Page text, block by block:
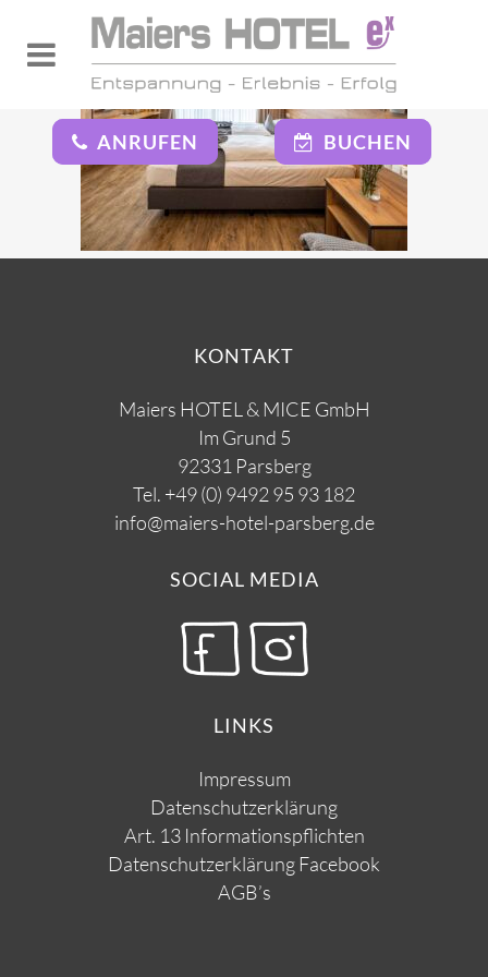
KONTAKT
Maiers HOTEL & MICE GmbH
Im Grund 5
92331 Parsberg
Tel. +49 (0) 9492 95 93 182
info@maiers-hotel-parsberg.de
SOCIAL MEDIA
LINKS
Impressum
Datenschutzerklärung
Art. 13 Informationspflichten
Datenschutzerklärung Facebook
AGB’s
ANRUFEN BUCHEN